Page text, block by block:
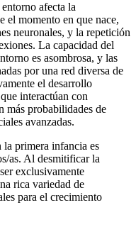
afecta la
el momento en que nace,
neuronales, y la repetición
La capacidad del
es asombrosa, y las
por una red diversa de
el desarrollo
interactúan con
más probabilidades de
avanzadas.
la primera infancia es
as. Al desmitificar la
exclusivamente
rica variedad de
para el crecimiento